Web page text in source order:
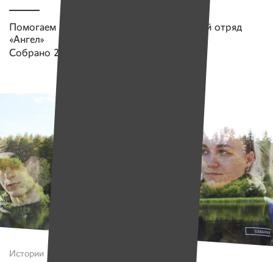
Помогаем проекту
Поисково-спасательный отряд
«Ангел»
Собрано 271 908 руб.
Истории